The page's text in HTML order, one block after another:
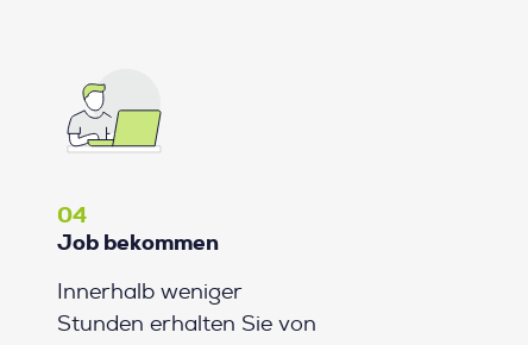
04
Job bekommen
Innerhalb weniger
Stunden erhalten Sie von